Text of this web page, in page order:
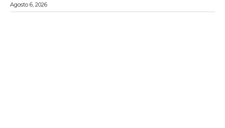
Agosto 6, 2026